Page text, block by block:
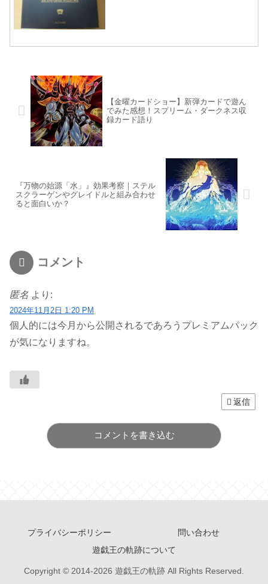
【金曜カードショー】新弾カードで遊ん
でみた感想！スプリーム・ダークネス収
録カード語り
『万物の始源「水」』効果考察｜ステル
スクラーゲンやグレイドルと組み合わせ
ると面白いか？
コメント
匿名 より:
2024年11月2日 1:20 PM
個人的には今月から公開されるであろうプレミアムパック
が気になりますね。
返信
コメントを書き込む
プライバシーポリシー
問い合わせ
遊戯王の軌跡について
Copyright © 2014-2026 遊戯王の軌跡 All Rights Reserved.